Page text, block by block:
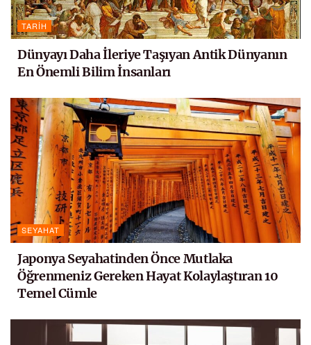
TARIH
Dünyayı Daha İleriye Taşıyan Antik Dünyanın
En Önemli Bilim İnsanları
SEYAHAT
Japonya Seyahatinden Önce Mutlaka
Öğrenmeniz Gereken Hayat Kolaylaştıran 10
Temel Cümle